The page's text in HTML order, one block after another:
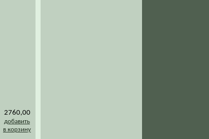
2760,00
добавить
в корзину